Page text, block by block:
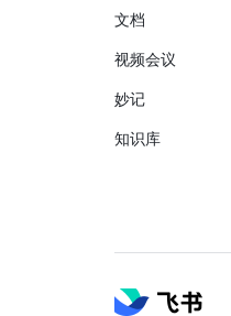
文档
视频会议
妙记
知识库